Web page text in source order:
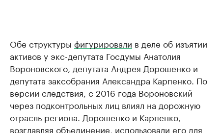
Обе структуры фигурировали в деле об изъятии
активов у экс-депутата Госдумы Анатолия
Вороновского, депутата Андрея Дорошенко и
депутата заксобрания Александра Карпенко. По
версии следствия, с 2016 года Вороновский
через подконтрольных лиц влиял на дорожную
отрасль региона. Дорошенко и Карпенко,
возглавляя объединение, использовали его для